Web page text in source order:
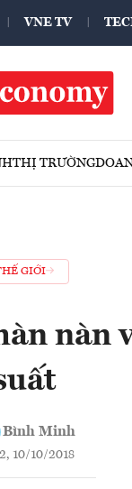
VNE TV
THỊ TRƯỜNG
GIỚI
nàn
Bình Minh
10/10/2018